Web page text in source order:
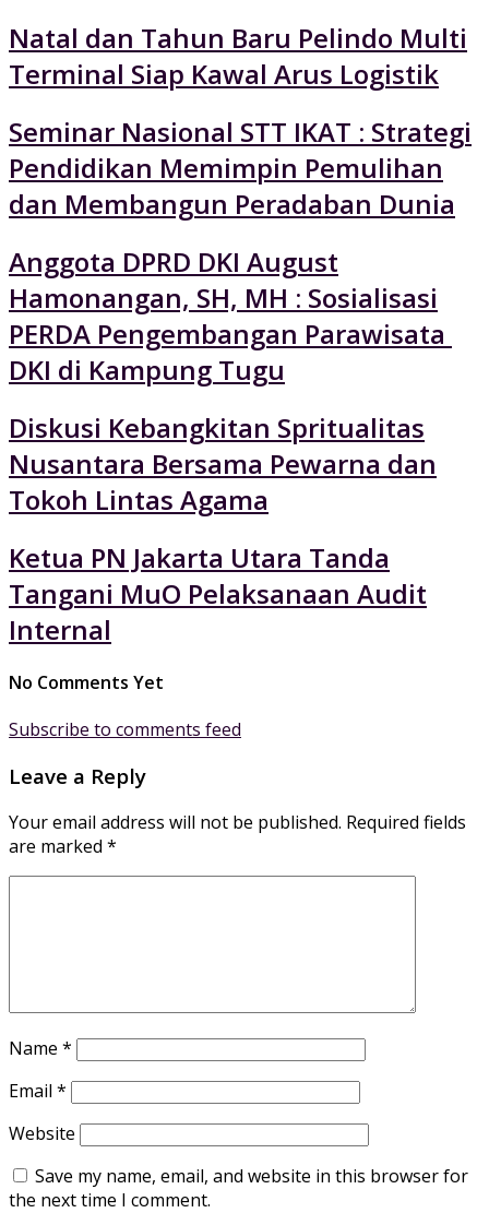
Natal dan Tahun Baru Pelindo Multi
Terminal Siap Kawal Arus Logistik
Seminar Nasional STT IKAT : Strategi
Pendidikan Memimpin Pemulihan
dan Membangun Peradaban Dunia
Anggota DPRD DKI August
Hamonangan, SH, MH : Sosialisasi
PERDA Pengembangan Parawisata
DKI di Kampung Tugu
Diskusi Kebangkitan Spritualitas
Nusantara Bersama Pewarna dan
Tokoh Lintas Agama
Ketua PN Jakarta Utara Tanda
Tangani MuO Pelaksanaan Audit
Internal
No Comments Yet
Subscribe to comments feed
Leave a Reply
Your email address will not be published. Required fields
are marked *
Name *
Email *
Website
Save my name, email, and website in this browser for
the next time I comment.